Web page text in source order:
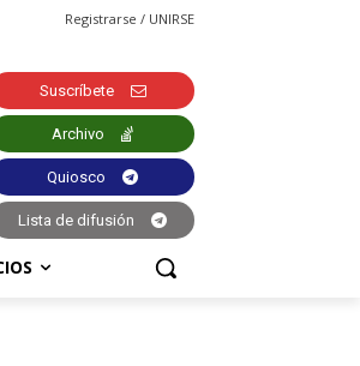
Registrarse / UNIRSE
Suscríbete
Archivo
Quiosco
Lista de difusión